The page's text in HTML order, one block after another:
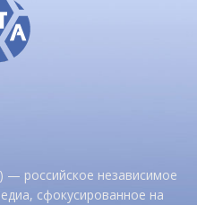
— российское независимое
сфокусированное на